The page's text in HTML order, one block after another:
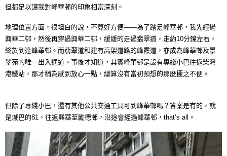
但都足以讓我對峰華邨的印象相當深刻。
地理位置方面，很坦白的說，不算好方便——為了踏足峰華邨，我先經過
興華二邨，然後再穿過興華二邨，緩緩的走過翡翠道，走約10分鐘左右，
終於到達峰華邨。而翡翠道和建有高架道路的峰霞道，亦成為峰華邨及景
翠苑的唯一出入通道。事後才知道，其實峰華邨是設有專綫小巴往返柴灣
港鐵站，那才稍為感到放心一點，總算沒有當初預想的那麼極之不便。
但除了專綫小巴，還有其他公共交通工具可到峰華邨嗎？答案是有的，就
是城巴的81，往返興華至勵德邨，沿途會經過峰華邨，that’s all。